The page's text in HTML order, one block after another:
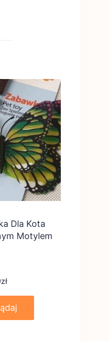
Dla Kota
Motylem
zł